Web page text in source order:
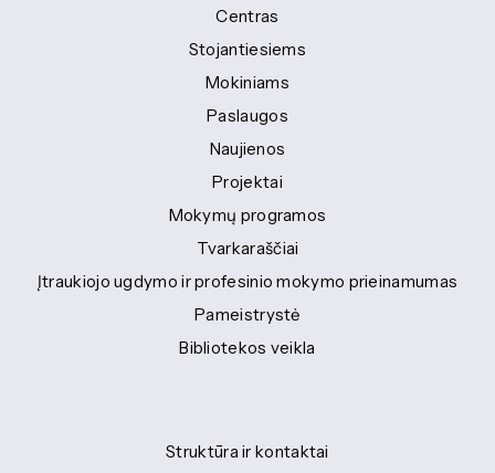
Centras
Stojantiesiems
Mokiniams
Paslaugos
Naujienos
Projektai
Mokymų programos
Tvarkaraščiai
Įtraukiojo ugdymo ir profesinio mokymo prieinamumas
Pameistrystė
Bibliotekos veikla
Struktūra ir kontaktai